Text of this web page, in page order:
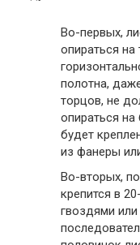
Во-первых,
опираться
полотна,
торцов, не
опираться
будет
из фанеры
Во-вторых,
крепится в
гвоздями